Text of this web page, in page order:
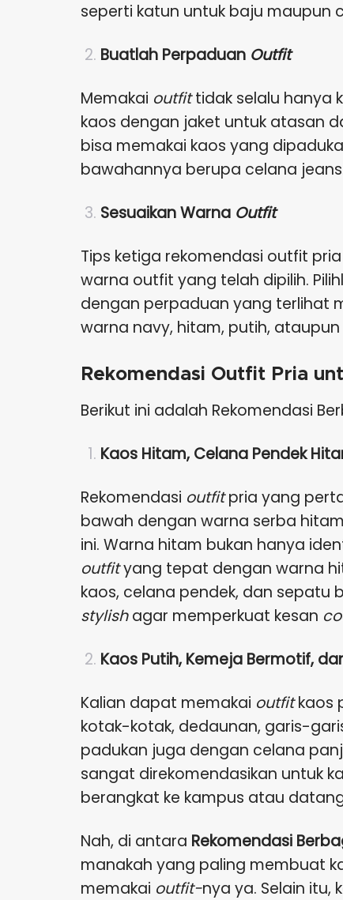
seperti katun untuk baju maupun
Buatlah Perpaduan Outfit
Memakai outfittidak selalu hanya
kaos dengan jaket untuk atasan
bisa memakai kaos yang
bawahannya berupa celana
Sesuaikan Warna Outfit
Tips ketiga rekomendasi outfit
warna outfit yang telah dipilih.
dengan perpaduan yang terlihat
warna navy, hitam, putih,
Rekomendasi Outfit Pria
Berikut ini adalah Rekomendasi
Kaos Hitam, Celana Pendek
Rekomendasi outfitpria yang
bawah dengan warna serba
ini. Warna hitam bukan hanya
outfityang tepat dengan warna
kaos, celana pendek, dan
stylishagar memperkuat kesan
Kaos Putih, Kemeja Bermotif,
Kalian dapat memakai outfitkaos
kotak-kotak, dedaunan, garis-
padukan juga dengan celana
sangat direkomendasikan untuk
berangkat ke kampus atau
Nah, di antara Rekomendasi
manakah yang paling membuat
memakai outfit-nya ya. Selain itu,